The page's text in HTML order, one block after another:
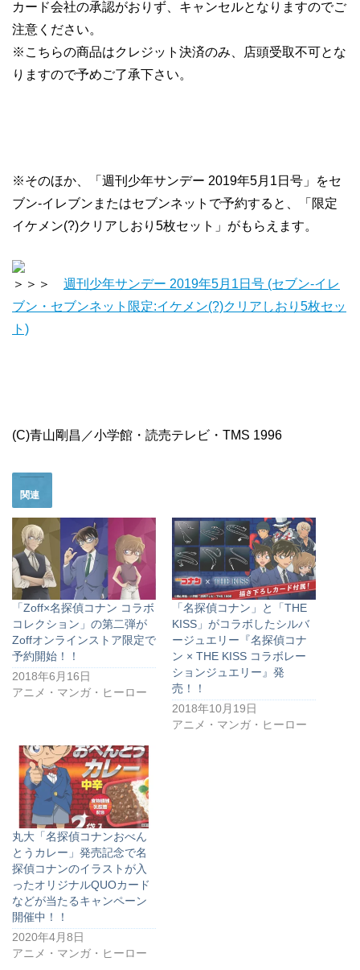
カード会社の承認がおりず、キャンセルとなりますのでご
注意ください。
※こちらの商品はクレジット決済のみ、店頭受取不可とな
りますので予めご了承下さい。
※そのほか、「週刊少年サンデー 2019年5月1日号」をセ
ブン‐イレブンまたはセブンネットで予約すると、「限定
イケメン(?)クリアしおり5枚セット」がもらえます。
＞＞＞ 週刊少年サンデー 2019年5月1日号 (セブン‐イレ
ブン・セブンネット限定:イケメン(?)クリアしおり5枚セッ
ト)
(C)青山剛昌／小学館・読売テレビ・TMS 1996
関連
「Zoff×名探偵コナン コラボ
コレクション」の第二弾が
Zoffオンラインストア限定で
予約開始！！
2018年6月16日
アニメ・マンガ・ヒーロー
「名探偵コナン」と「THE
KISS」がコラボしたシルバ
ージュエリー『名探偵コナ
ン × THE KISS コラボレー
ションジュエリー』発
売！！
2018年10月19日
アニメ・マンガ・ヒーロー
丸大「名探偵コナンおべん
とうカレー」発売記念で名
探偵コナンのイラストが入
ったオリジナルQUOカード
などが当たるキャンペーン
開催中！！
2020年4月8日
アニメ・マンガ・ヒーロー